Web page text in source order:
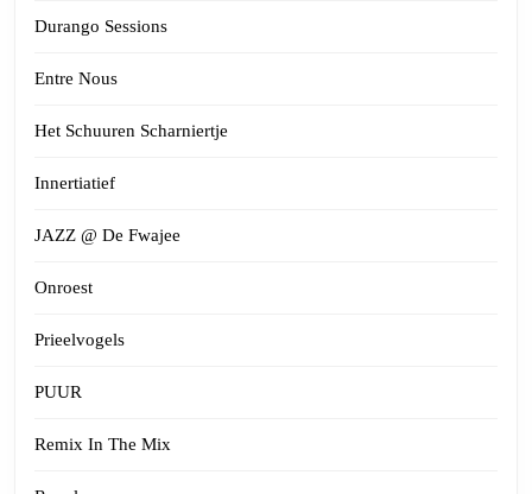
Durango Sessions
Entre Nous
Het Schuuren Scharniertje
Innertiatief
JAZZ @ De Fwajee
Onroest
Prieelvogels
PUUR
Remix In The Mix